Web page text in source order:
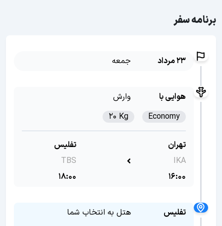
برنامه سفر
23 مرداد جمعه
هوایی با
وارش
Economy
20 Kg
تهران
IKA
16:00
تفلیس
TBS
18:00
تفلیس
هتل به انتخاب شما